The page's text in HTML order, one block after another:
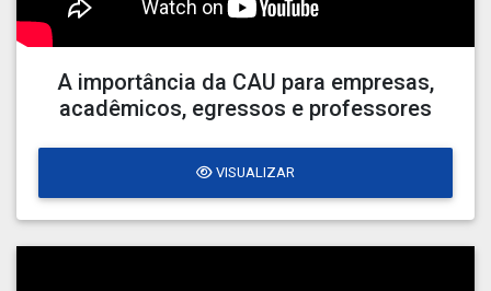
A importância da CAU para empresas,
acadêmicos, egressos e professores
VISUALIZAR